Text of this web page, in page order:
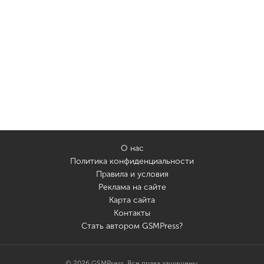
О нас
Политика конфиденциальности
Правила и условия
Реклама на сайте
Карта сайта
Контакты
Стать автором GSMPress?